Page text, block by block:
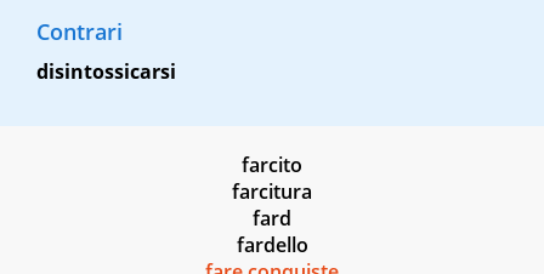
Contrari
disintossicarsi
farcito
farcitura
fard
fardello